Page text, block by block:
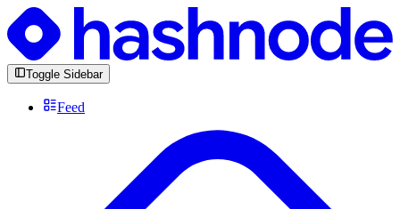
Toggle Sidebar
Feed